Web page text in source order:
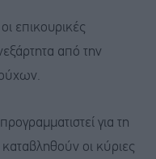
επικουρικές
από την
για τη
οι κύριες